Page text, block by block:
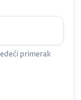
primerak